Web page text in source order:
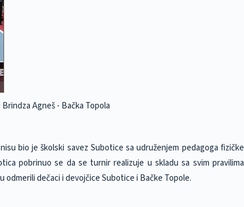
Agneš - Bačka Topola
bio je školski savez Subotice sa udruženjem pedagoga fizičke
pobrinuo se da se turnir realizuje u skladu sa svim pravilima
dečaci i devojčice Subotice i Bačke Topole.